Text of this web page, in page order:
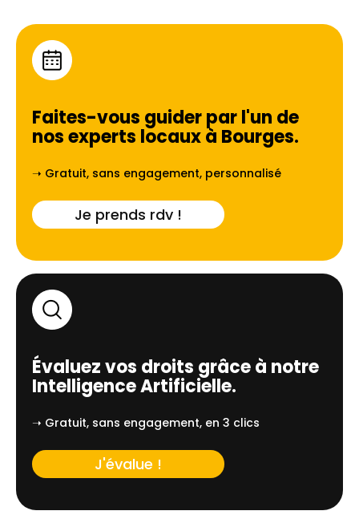
Faites-vous guider par l'un de
nos experts locaux à Bourges.
➝ Gratuit, sans engagement, personnalisé
Je prends rdv !
Évaluez vos droits grâce à notre
Intelligence Artificielle.
➝ Gratuit, sans engagement, en 3 clics
J'évalue !